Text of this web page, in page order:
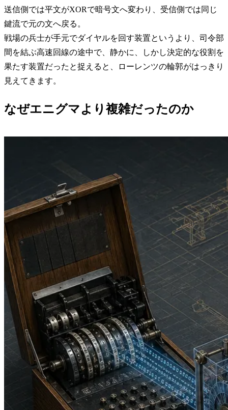
送信側では平文がXORで暗号文へ変わり、受信側では同じ
鍵流で元の文へ戻る。
戦場の兵士が手元でダイヤルを回す装置というより、司令部
間を結ぶ高速回線の途中で、静かに、しかし決定的な役割を
果たす装置だったと捉えると、ローレンツの輪郭がはっきり
見えてきます。
なぜエニグマより複雑だったのか